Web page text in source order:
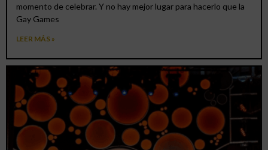
momento de celebrar. Y no hay mejor lugar para hacerlo que la
Gay Games
LEER MÁS »